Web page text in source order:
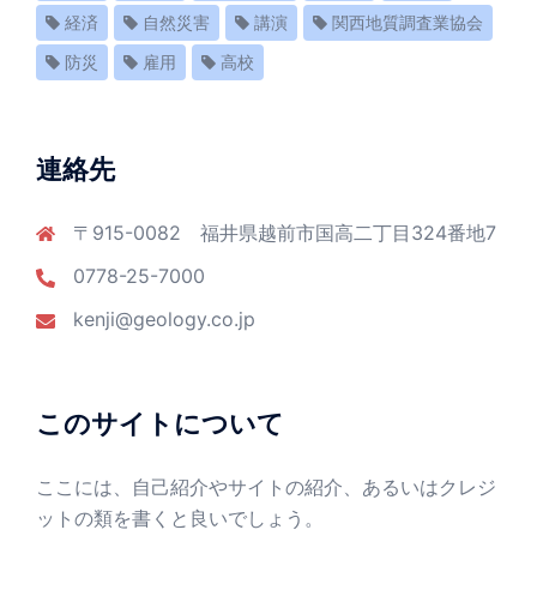
経済
自然災害 講演
関西地質調査業協会
防災
雇用 高校
連絡先
〒915-0082 福井県越前市国高二丁目324番地7
0778-25-7000
kenji@geology.co.jp
このサイトについて
ここには、自己紹介やサイトの紹介、あるいはクレジ
ットの類を書くと良いでしょう。